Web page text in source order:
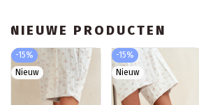
NIEUWE PRODUCTEN
-15%
Nieuw
-15%
Nieuw